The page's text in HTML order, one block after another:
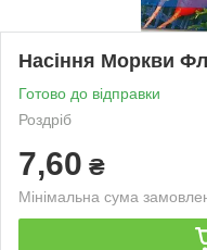
Насіння Моркви
Готово до відправки
Роздріб
7,60 ₴
Мінімальна сума